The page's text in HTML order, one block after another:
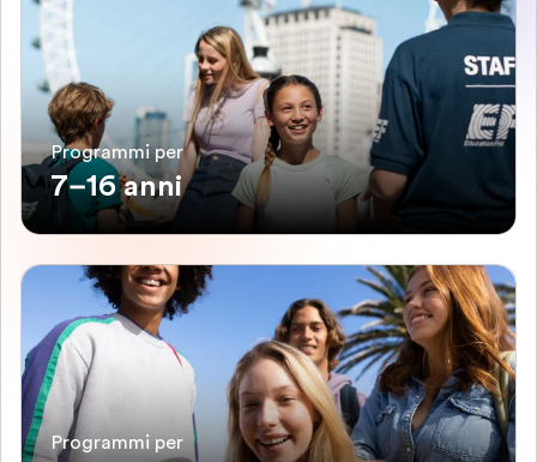
Programmi per
7–16 anni
Programmi per